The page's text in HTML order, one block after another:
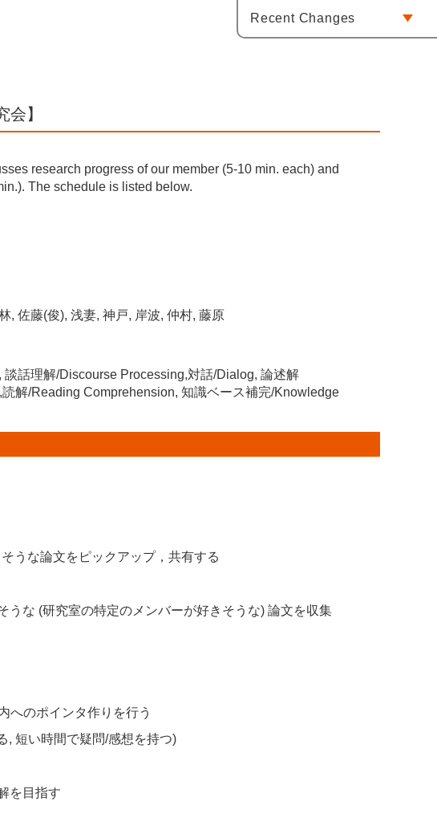
会】
research progress of our member (5-10 min. each) and
The schedule is listed below.
, 佐藤(俊), 浅妻, 神戸, 岸波, 仲村, 藤原
話理解/Discourse Processing,対話/Dialog, 論述解
解/Reading Comprehension, 知識ベース補完/Knowledge
うな論文をピックアップ，共有する
うな (研究室の特定のメンバーが好きそうな) 論文を収集
へのポインタ作りを行う
, 短い時間で疑問/感想を持つ)
を目指す
Recent Changes